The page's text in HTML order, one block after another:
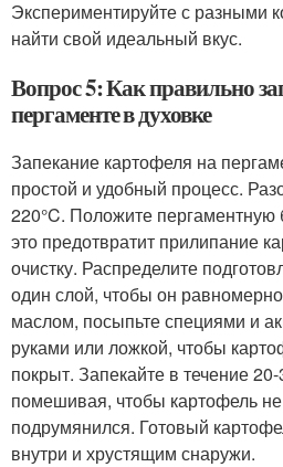
Экспериментируйте с разными
найти свой идеальный вкус.
Вопрос 5: Как правильно
пергаменте в духовке
Запекание картофеля на
простой и удобный процесс.
220°C. Положите пергаментную
это предотвратит прилипание
очистку. Распределите
один слой, чтобы он
маслом, посыпьте специями и
руками или ложкой, чтобы
покрыт. Запекайте в течение
помешивая, чтобы картофель
подрумянился. Готовый
внутри и хрустящим снаружи.